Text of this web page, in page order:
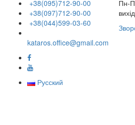
+38(095)712-90-00
+38(097)712-90-00
+38(044)599-03-60
kataros.office@gmail.com
Пн-
Русский